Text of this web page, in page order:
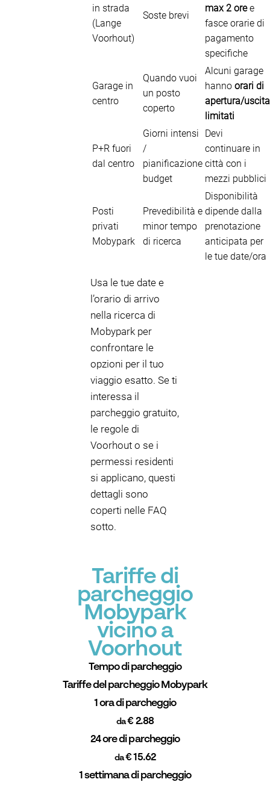
in strada
(Lange
Voorhout)
Soste brevi
max 2 oree
fasce orarie di
pagamento
specifiche
Garage in
centro
Quando vuoi
un posto
coperto
Alcuni garage
hanno orari di
apertura/uscita
limitati
P+R fuori
dal centro
Giorni intensi
/
pianificazione
budget
Devi
continuare in
città con i
mezzi pubblici
Posti
privati
Mobypark
Prevedibilità e
minor tempo
di ricerca
Disponibilità
dipende dalla
prenotazione
anticipata per
le tue date/ora
Usa le tue date e
l’orario di arrivo
nella ricerca di
Mobypark per
confrontare le
opzioni per il tuo
viaggio esatto. Se ti
interessa il
parcheggio gratuito,
le regole di
Voorhout o se i
permessi residenti
si applicano, questi
dettagli sono
coperti nelle FAQ
sotto.
Tariffe di
parcheggio
Mobypark
vicino a
Voorhout
Tempo di parcheggio
Tariffe del parcheggio Mobypark
1 ora di parcheggio
da€ 2.88
24 ore di parcheggio
da€ 15.62
1 settimana di parcheggio